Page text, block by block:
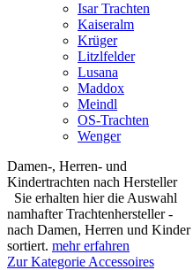
Isar Trachten
Kaiseralm
Krüger
Litzlfelder
Lusana
Maddox
Meindl
OS-Trachten
Wenger
Damen-, Herren- und
Kindertrachten nach Hersteller
Sie erhalten hier die Auswahl
namhafter Trachtenhersteller -
nach Damen, Herren und Kinder
sortiert. mehr erfahren
Zur Kategorie Accessoires